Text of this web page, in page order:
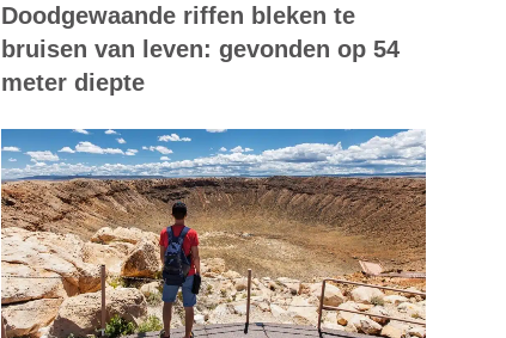
Doodgewaande riffen bleken te
bruisen van leven: gevonden op 54
meter diepte